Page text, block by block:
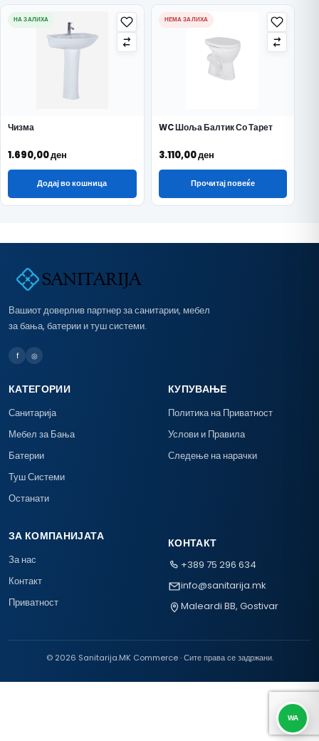
НА ЗАЛИХА
Чизма
1.690,00ден
Додај во кошница
НЕМА ЗАЛИХА
WC Шоља Балтик Со Тарет
3.110,00ден
Прочитај повеќе
Вашиот доверлив партнер за санитарии, мебел
за бања, батерии и туш системи.
f ◎
КАТЕГОРИИ
Санитарија
Мебел за Бања
Батерии
Туш Системи
Останати
КУПУВАЊЕ
Политика на Приватност
Услови и Правила
Следење на нарачки
ЗА КОМПАНИЈАТА
За нас
Контакт
Приватност
КОНТАКТ
+389 75 296 634
info@sanitarija.mk
Maleardi BB, Gostivar
© 2026 Sanitarija.MK Commerce · Сите права се задржани.
WA